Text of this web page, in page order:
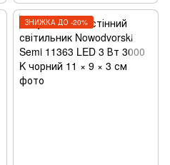
ЗНИЖКА ДО -20%